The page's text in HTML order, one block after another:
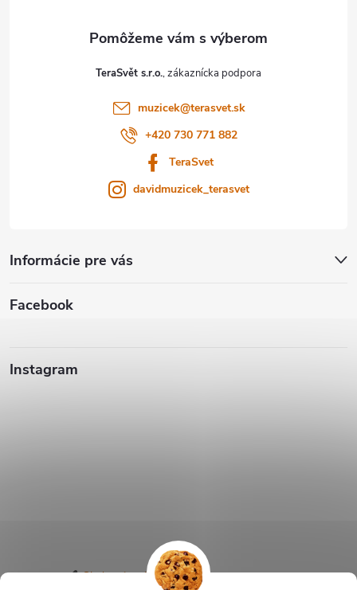
TeraSvět s.r.o.
muzicek@terasvet.sk
+420 730 771 882
TeraSvet
davidmuzicek_terasvet
Informácie pre vás
Facebook
Instagram
Sledovať na Instagrame